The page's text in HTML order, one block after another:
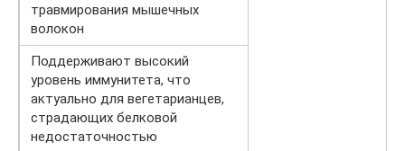
травмирования мышечных
волокон
Поддерживают высокий
уровень иммунитета, что
актуально для вегетарианцев,
страдающих белковой
недостаточностью